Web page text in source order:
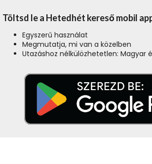
Töltsd le a Hetedhét kereső mobil
Egyszerű használat
Megmutatja, mi van a közelben
Utazáshoz nélkülözhetetlen: Magyar